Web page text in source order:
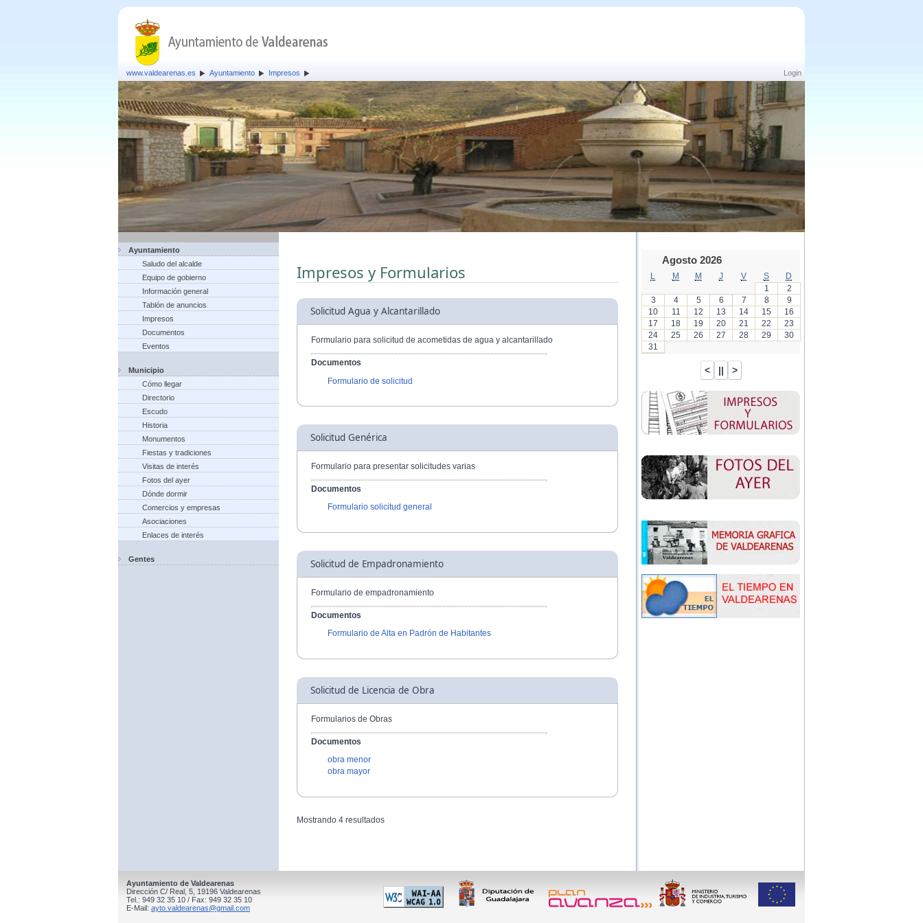
Login
www.valdearenas.es Ayuntamiento Impresos
Ayuntamiento
Saludo del alcalde
Equipo de gobierno
Información general
Tablón de anuncios
Impresos
Documentos
Eventos
Municipio
Cómo llegar
Directorio
Escudo
Historia
Monumentos
Fiestas y tradiciones
Visitas de interés
Fotos del ayer
Dónde dormir
Comercios y empresas
Asociaciones
Enlaces de interés
Gentes
Impresos y Formularios
Solicitud Agua y Alcantarillado
Formulario para solicitud de acometidas de agua y alcantarillado
Documentos
Formulario de solicitud
Solicitud Genérica
Formulario para presentar solicitudes varias
Documentos
Formulario solicitud general
Solicitud de Empadronamiento
Formulario de empadronamiento
Documentos
Formulario de Alta en Padrón de Habitantes
Solicitud de Licencia de Obra
Formularios de Obras
Documentos
obra menor
obra mayor
Mostrando 4 resultados
Agosto 2026
M M J V S
D
1
2
3
4 5 6 7 8
9
10
11 12 13 14 15
16
17
18 19 20 21 22
23
24
25 26 27 28 29
30
31
Ayuntamiento de Valdearenas
Dirección C/ Real, 5, 19196 Valdearenas
Tel.: 949 32 35 10 / Fax: 949 32 35 10
E-Mail: ayto.valdearenas@gmail.com